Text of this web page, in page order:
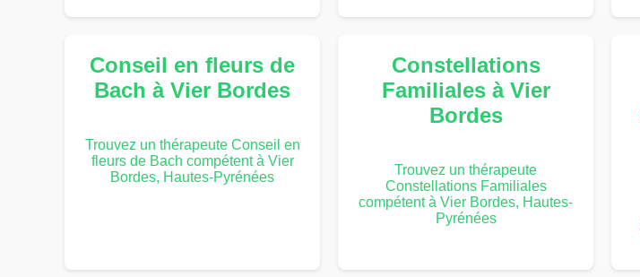
Conseil en fleurs de
Bach à Vier Bordes
Trouvez un thérapeute Conseil en
fleurs de Bach compétent à Vier
Bordes, Hautes-Pyrénées
Constellations
Familiales à Vier
Bordes
Trouvez un thérapeute
Constellations Familiales
compétent à Vier Bordes, Hautes-
Pyrénées